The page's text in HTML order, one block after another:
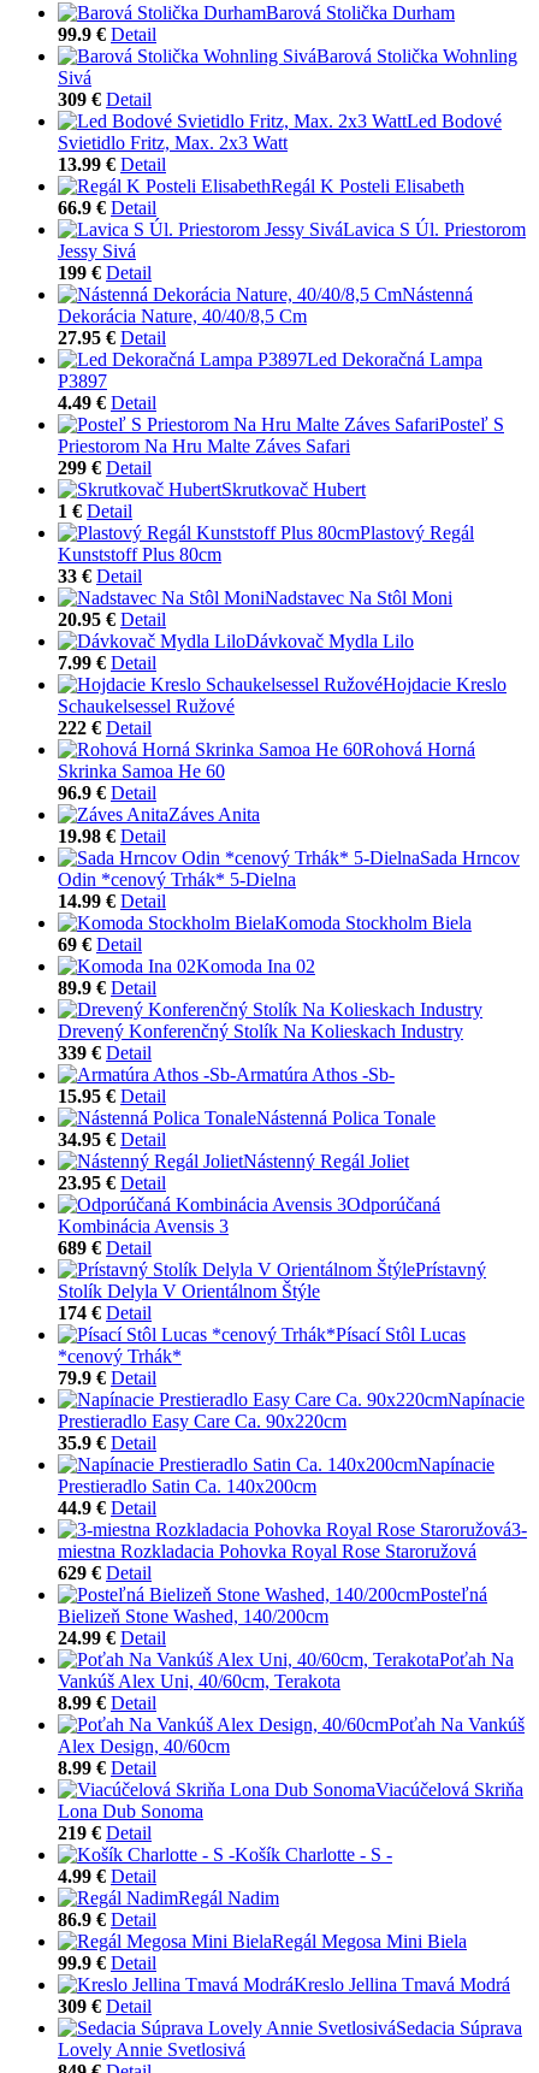
Barová Stolička Durham
99.9 € Detail
Barová Stolička Wohnling
Sivá
309 € Detail
Led Bodové
Svietidlo Fritz, Max. 2x3 Watt
13.99 € Detail
Regál K Posteli Elisabeth
66.9 € Detail
Lavica S Úl. Priestorom
Jessy Sivá
199 € Detail
Nástenná
Dekorácia Nature, 40/40/8,5 Cm
27.95 € Detail
Led Dekoračná Lampa
P3897
4.49 € Detail
Posteľ S
Priestorom Na Hru Malte Záves Safari
299 € Detail
Skrutkovač Hubert
1 € Detail
Plastový Regál
Kunststoff Plus 80cm
33 € Detail
Nadstavec Na Stôl Moni
20.95 € Detail
Dávkovač Mydla Lilo
7.99 € Detail
Hojdacie Kreslo
Schaukelsessel Ružové
222 € Detail
Rohová Horná
Skrinka Samoa He 60
96.9 € Detail
Záves Anita
19.98 € Detail
Sada Hrncov
Odin *cenový Trhák* 5-Dielna
14.99 € Detail
Komoda Stockholm Biela
69 € Detail
Komoda Ina 02
89.9 € Detail
Drevený Konferenčný Stolík Na Kolieskach Industry
339 € Detail
Armatúra Athos -Sb-
15.95 € Detail
Nástenná Polica Tonale
34.95 € Detail
Nástenný Regál Joliet
23.95 € Detail
Odporúčaná
Kombinácia Avensis 3
689 € Detail
Prístavný
Stolík Delyla V Orientálnom Štýle
174 € Detail
Písací Stôl Lucas
*cenový Trhák*
79.9 € Detail
Napínacie
Prestieradlo Easy Care Ca. 90x220cm
35.9 € Detail
Napínacie
Prestieradlo Satin Ca. 140x200cm
44.9 € Detail
3-
miestna Rozkladacia Pohovka Royal Rose Staroružová
629 € Detail
Posteľná
Bielizeň Stone Washed, 140/200cm
24.99 € Detail
Poťah Na
Vankúš Alex Uni, 40/60cm, Terakota
8.99 € Detail
Poťah Na Vankúš
Alex Design, 40/60cm
8.99 € Detail
Viacúčelová Skriňa
Lona Dub Sonoma
219 € Detail
Košík Charlotte - S -
4.99 € Detail
Regál Nadim
86.9 € Detail
Regál Megosa Mini Biela
99.9 € Detail
Kreslo Jellina Tmavá Modrá
309 € Detail
Sedacia Súprava
Lovely Annie Svetlosivá